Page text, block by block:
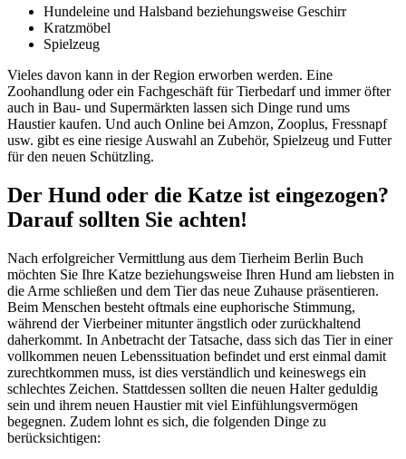
Hundeleine und Halsband beziehungsweise Geschirr
Kratzmöbel
Spielzeug
Vieles davon kann in der Region erworben werden. Eine
Zoohandlung oder ein Fachgeschäft für Tierbedarf und immer öfter
auch in Bau- und Supermärkten lassen sich Dinge rund ums
Haustier kaufen. Und auch Online bei Amzon, Zooplus, Fressnapf
usw. gibt es eine riesige Auswahl an Zubehör, Spielzeug und Futter
für den neuen Schützling.
Der Hund oder die Katze ist eingezogen?
Darauf sollten Sie achten!
Nach erfolgreicher Vermittlung aus dem Tierheim Berlin Buch
möchten Sie Ihre Katze beziehungsweise Ihren Hund am liebsten in
die Arme schließen und dem Tier das neue Zuhause präsentieren.
Beim Menschen besteht oftmals eine euphorische Stimmung,
während der Vierbeiner mitunter ängstlich oder zurückhaltend
daherkommt. In Anbetracht der Tatsache, dass sich das Tier in einer
vollkommen neuen Lebenssituation befindet und erst einmal damit
zurechtkommen muss, ist dies verständlich und keineswegs ein
schlechtes Zeichen. Stattdessen sollten die neuen Halter geduldig
sein und ihrem neuen Haustier mit viel Einfühlungsvermögen
begegnen. Zudem lohnt es sich, die folgenden Dinge zu
berücksichtigen: